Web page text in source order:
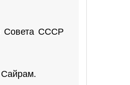
Совета СССР
Сайрам.